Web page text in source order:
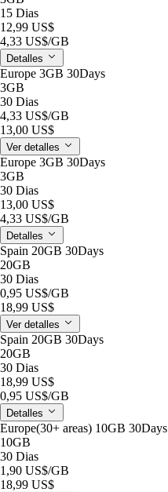
15 Dias
12,99 US$
4,33 US$/GB
Detalles
Europe 3GB 30Days
3GB
30 Dias
4,33 US$/GB
13,00 US$
Ver detalles
Europe 3GB 30Days
3GB
30 Dias
13,00 US$
4,33 US$/GB
Detalles
Spain 20GB 30Days
20GB
30 Dias
0,95 US$/GB
18,99 US$
Ver detalles
Spain 20GB 30Days
20GB
30 Dias
18,99 US$
0,95 US$/GB
Detalles
Europe(30+ areas) 10GB 30Days
10GB
30 Dias
1,90 US$/GB
18,99 US$